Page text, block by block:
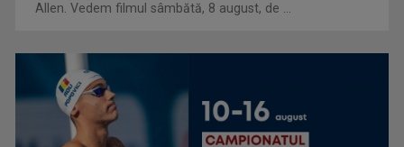
Allen. Vedem filmul sâmbătă, 8 august, de ...